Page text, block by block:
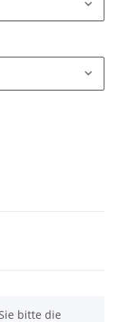
bitte die